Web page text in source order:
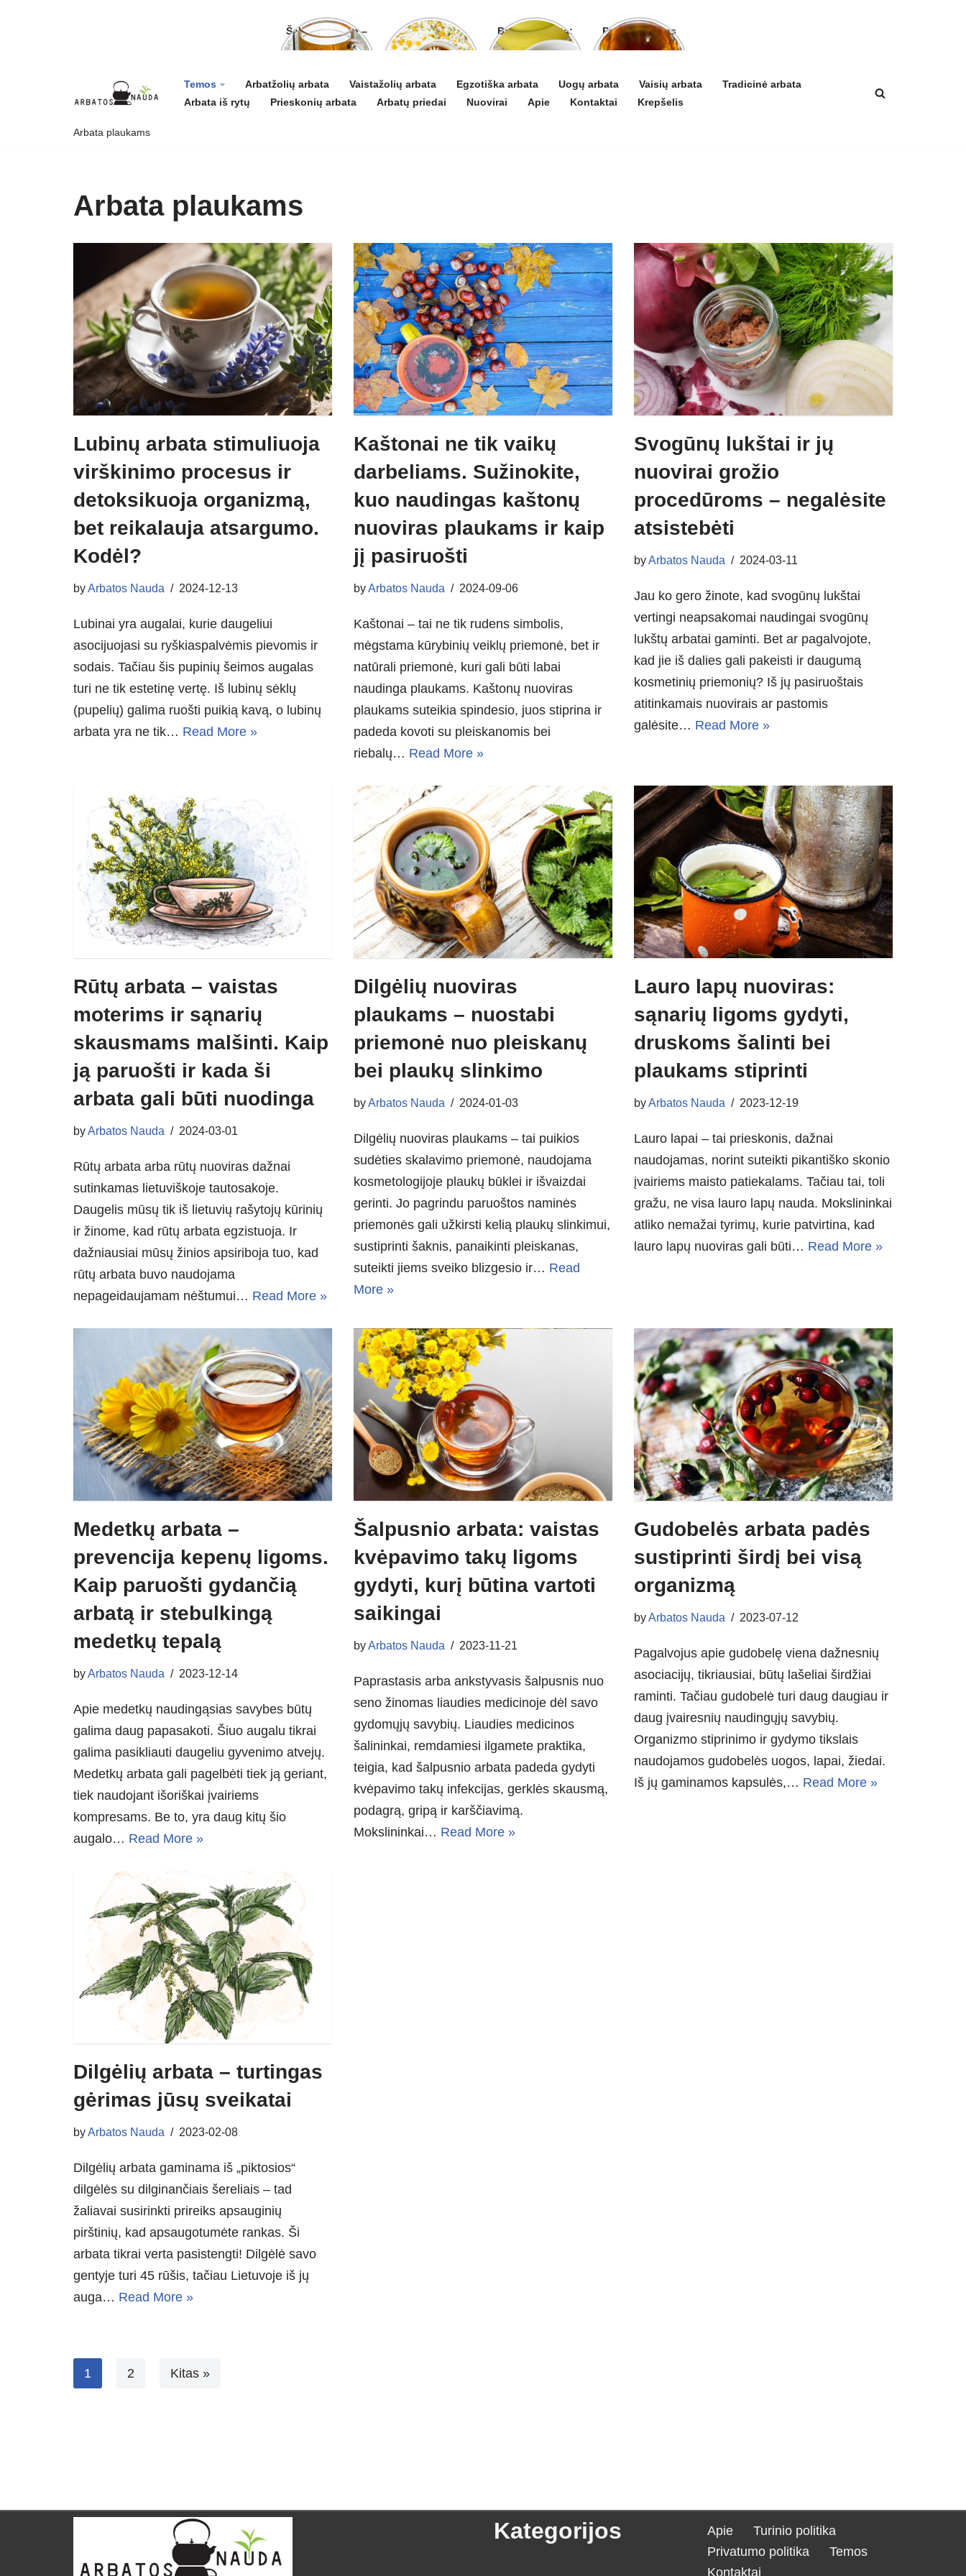
Šalavijo arbata –
ligoms gydyti ir
Ramunėlių
arbata pagelbės
Bananų arbata:
kuo ji naudinga
Pelyno arbatos
nauda ir
Temos Arbatžolių arbata Vaistažolių arbata Egzotiška arbata Uogų arbata Vaisių arbata
Tradicinė arbata
Arbata iš rytų
Prieskonių arbata Arbatų priedai Nuovirai Apie Kontaktai Krepšelis
Arbata plaukams
Arbata plaukams
Lubinų arbata stimuliuoja
virškinimo procesus ir
detoksikuoja organizmą,
bet reikalauja atsargumo.
Kodėl?
byArbatos Nauda 2024-12-13
Lubinai yra augalai, kurie daugeliui
asocijuojasi su ryškiaspalvėmis pievomis ir
sodais. Tačiau šis pupinių šeimos augalas
turi ne tik estetinę vertę. Iš lubinų sėklų
(pupelių) galima ruošti puikią kavą, o lubinų
arbata yra ne tik… Read More »
Kaštonai ne tik vaikų
darbeliams. Sužinokite,
kuo naudingas kaštonų
nuoviras plaukams ir kaip
jį pasiruošti
byArbatos Nauda 2024-09-06
Kaštonai – tai ne tik rudens simbolis,
mėgstama kūrybinių veiklų priemonė, bet ir
natūrali priemonė, kuri gali būti labai
naudinga plaukams. Kaštonų nuoviras
plaukams suteikia spindesio, juos stiprina ir
padeda kovoti su pleiskanomis bei
riebalų… Read More »
Svogūnų lukštai ir jų
nuovirai grožio
procedūroms – negalėsite
atsistebėti
byArbatos Nauda 2024-03-11
Jau ko gero žinote, kad svogūnų lukštai
vertingi neapsakomai naudingai svogūnų
lukštų arbatai gaminti. Bet ar pagalvojote,
kad jie iš dalies gali pakeisti ir daugumą
kosmetinių priemonių? Iš jų pasiruoštais
atitinkamais nuovirais ar pastomis
galėsite… Read More »
Rūtų arbata – vaistas
moterims ir sąnarių
skausmams malšinti. Kaip
ją paruošti ir kada ši
arbata gali būti nuodinga
byArbatos Nauda 2024-03-01
Rūtų arbata arba rūtų nuoviras dažnai
sutinkamas lietuviškoje tautosakoje.
Daugelis mūsų tik iš lietuvių rašytojų kūrinių
ir žinome, kad rūtų arbata egzistuoja. Ir
dažniausiai mūsų žinios apsiriboja tuo, kad
rūtų arbata buvo naudojama
nepageidaujamam nėštumui… Read More »
Dilgėlių nuoviras
plaukams – nuostabi
priemonė nuo pleiskanų
bei plaukų slinkimo
byArbatos Nauda 2024-01-03
Dilgėlių nuoviras plaukams – tai puikios
sudėties skalavimo priemonė, naudojama
kosmetologijoje plaukų būklei ir išvaizdai
gerinti. Jo pagrindu paruoštos naminės
priemonės gali užkirsti kelią plaukų slinkimui,
sustiprinti šaknis, panaikinti pleiskanas,
suteikti jiems sveiko blizgesio ir… Read
More »
Lauro lapų nuoviras:
sąnarių ligoms gydyti,
druskoms šalinti bei
plaukams stiprinti
byArbatos Nauda 2023-12-19
Lauro lapai – tai prieskonis, dažnai
naudojamas, norint suteikti pikantiško skonio
įvairiems maisto patiekalams. Tačiau tai, toli
gražu, ne visa lauro lapų nauda. Mokslininkai
atliko nemažai tyrimų, kurie patvirtina, kad
lauro lapų nuoviras gali būti… Read More »
Medetkų arbata –
prevencija kepenų ligoms.
Kaip paruošti gydančią
arbatą ir stebulkingą
medetkų tepalą
byArbatos Nauda 2023-12-14
Apie medetkų naudingąsias savybes būtų
galima daug papasakoti. Šiuo augalu tikrai
galima pasikliauti daugeliu gyvenimo atvejų.
Medetkų arbata gali pagelbėti tiek ją geriant,
tiek naudojant išoriškai įvairiems
kompresams. Be to, yra daug kitų šio
augalo… Read More »
Šalpusnio arbata: vaistas
kvėpavimo takų ligoms
gydyti, kurį būtina vartoti
saikingai
byArbatos Nauda 2023-11-21
Paprastasis arba ankstyvasis šalpusnis nuo
seno žinomas liaudies medicinoje dėl savo
gydomųjų savybių. Liaudies medicinos
šalininkai, remdamiesi ilgamete praktika,
teigia, kad šalpusnio arbata padeda gydyti
kvėpavimo takų infekcijas, gerklės skausmą,
podagrą, gripą ir karščiavimą.
Mokslininkai… Read More »
Gudobelės arbata padės
sustiprinti širdį bei visą
organizmą
byArbatos Nauda 2023-07-12
Pagalvojus apie gudobelę viena dažnesnių
asociacijų, tikriausiai, būtų lašeliai širdžiai
raminti. Tačiau gudobelė turi daug daugiau ir
daug įvairesnių naudingųjų savybių.
Organizmo stiprinimo ir gydymo tikslais
naudojamos gudobelės uogos, lapai, žiedai.
Iš jų gaminamos kapsulės,… Read More »
Dilgėlių arbata – turtingas
gėrimas jūsų sveikatai
byArbatos Nauda 2023-02-08
Dilgėlių arbata gaminama iš „piktosios“
dilgėlės su dilginančiais šereliais – tad
žaliavai susirinkti prireiks apsauginių
pirštinių, kad apsaugotumėte rankas. Ši
arbata tikrai verta pasistengti! Dilgėlė savo
gentyje turi 45 rūšis, tačiau Lietuvoje iš jų
auga… Read More »
1 2 Kitas »
Kategorijos Apie
Turinio politika
Privatumo politika
Temos
Kontaktai